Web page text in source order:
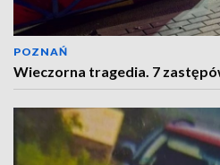
POZNAŃ
Wieczorna tragedia. 7